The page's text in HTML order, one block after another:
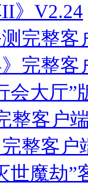
II》V2.24
测完整客
》完整客
会大厅
整客户
完整客户
世魔劫”